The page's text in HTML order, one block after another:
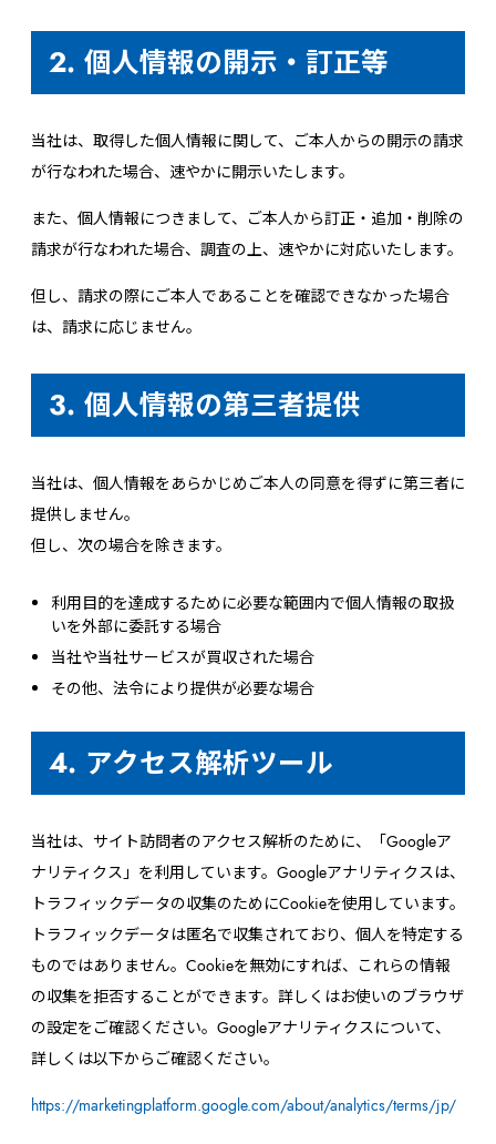
2. 個人情報の開示・訂正等
当社は、取得した個人情報に関して、ご本人からの開示の請求
が行なわれた場合、速やかに開示いたします。
また、個人情報につきまして、ご本人から訂正・追加・削除の
請求が行なわれた場合、調査の上、速やかに対応いたします。
但し、請求の際にご本人であることを確認できなかった場合
は、請求に応じません。
3. 個人情報の第三者提供
当社は、個人情報をあらかじめご本人の同意を得ずに第三者に
提供しません。
但し、次の場合を除きます。
利用目的を達成するために必要な範囲内で個人情報の取扱
いを外部に委託する場合
当社や当社サービスが買収された場合
その他、法令により提供が必要な場合
4. アクセス解析ツール
当社は、サイト訪問者のアクセス解析のために、「Googleア
ナリティクス」を利用しています。Googleアナリティクスは、
トラフィックデータの収集のためにCookieを使用しています。
トラフィックデータは匿名で収集されており、個人を特定する
ものではありません。Cookieを無効にすれば、これらの情報
の収集を拒否することができます。詳しくはお使いのブラウザ
の設定をご確認ください。Googleアナリティクスについて、
詳しくは以下からご確認ください。
https://marketingplatform.google.com/about/analytics/terms/jp/